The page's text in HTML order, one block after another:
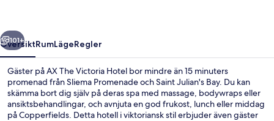
Nästa
101+
ÖversiktRumLägeRegler
Gäster på AX The Victoria Hotel bor mindre än 15 minuters
promenad från Sliema Promenade och Saint Julian's Bay. Du kan
skämma bort dig själv på deras spa med massage, bodywraps eller
ansiktsbehandlingar, och avnjuta en god frukost, lunch eller middag
på Copperfields. Detta hotell i viktoriansk stil erbjuder även gäster